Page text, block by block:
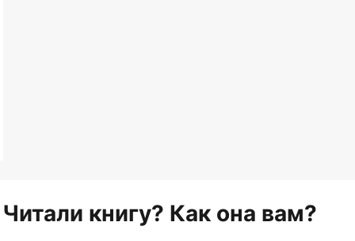
Читали книгу? Как она вам?